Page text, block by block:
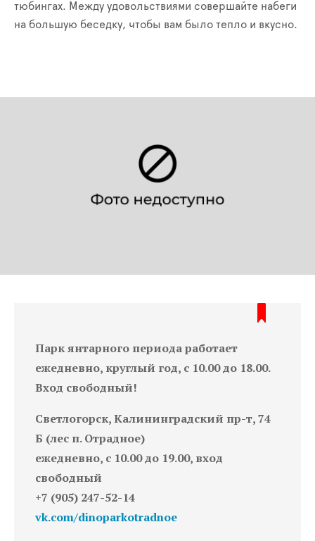
тюбингах. Между удовольствиями совершайте набеги
на большую беседку, чтобы вам было тепло и вкусно.
Парк янтарного периода работает
ежедневно, круглый год, с 10.00 до 18.00.
Вход свободный!
Светлогорск, Калининградский пр-т, 74
Б (лес п. Отрадное)
ежедневно, с 10.00 до 19.00, вход
свободный
+7 (905) 247-52-14
vk.com/dinoparkotradnoe